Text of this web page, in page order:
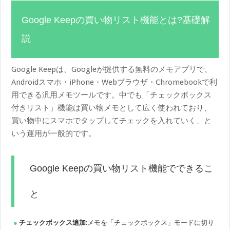
Google Keepの買い物リスト機能とは?基礎解
説
Google Keepは、Googleが提供する無料のメモアプリで、
Androidスマホ・iPhone・Webブラウザ・Chromebookで利
用できる汎用メモツールです。中でも「チェックボックス
付きリスト」機能は買い物メモとして広く使われており、
買い物中にスマホでタップしてチェックを入れていく、と
いう運用が一般的です。
Google Keepの買い物リスト機能でできるこ
と
チェックボックス追加:メモを「チェックボックス」モードに切り